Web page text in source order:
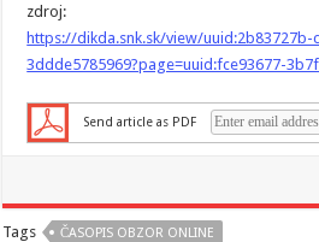
zdroj:
https://dikda.snk.sk/view/uuid:2b83727b-
3ddde5785969?page=uuid:fce93677-
Send article as PDF
Tags ČASOPIS OBZOR ONLINE